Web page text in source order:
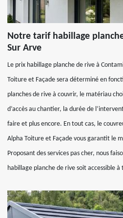
Notre tarif habillage
Sur Arve
Le prix habillage planche de rive à
Toiture et Façade sera déterminé en
planches de rive à couvrir, le matériau
d’accès au chantier, la durée de
faire et plus encore. En tout cas, le
Alpha Toiture et Façade vous garantit le
Proposant des services pas cher, nous
habillage planche de rive soit accessible à